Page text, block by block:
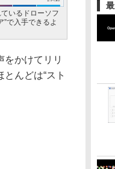
いるドローソフ
”で入手できるよ
をかけてリリ
んどは“スト